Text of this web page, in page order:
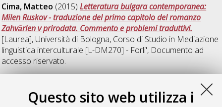
Questo sito web utilizza i
Cima, Matteo (2015)Letteratura bulgara contemporanea:
Milen Ruskov - traduzione del primo capitolo del romanzo
Zahvǎrlen v prirodata. Commento e problemi traduttivi.
[Laurea], Università di Bologna, Corso di Studio in Mediazione
linguistica interculturale [L-DM270] - Forli', Documento ad
accesso riservato.